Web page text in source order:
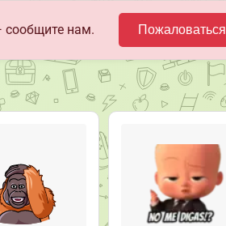
сообщите нам. Пожаловаться